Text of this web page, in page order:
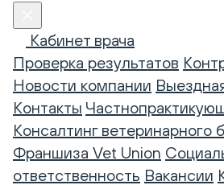
Кабинет врача
Проверка результатов
Новости компании
Контакты
Консалтинг ветеринарного
Франшиза Vet Union
ответственность Вакансии